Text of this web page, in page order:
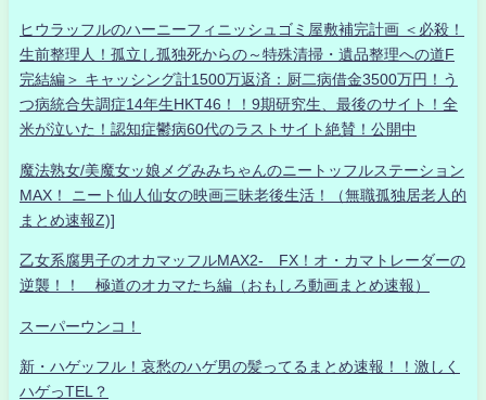
ヒウラッフルのハーニーフィニッシュゴミ屋敷補完計画 ＜必殺！
生前整理人！孤立し孤独死からの～特殊清掃・遺品整理への道F
完結編＞ キャッシング計1500万返済：厨二病借金3500万円！う
つ病統合失調症14年生HKT46！！9期研究生、最後のサイト！全
米が泣いた！認知症鬱病60代のラストサイト絶賛！公開中
魔法熟女/美魔女ッ娘メグみみちゃんのニートッフルステーション
MAX！ ニート仙人仙女の映画三昧老後生活！（無職孤独居老人的
まとめ速報Z)]
乙女系腐男子のオカマッフルMAX2- FX！オ・カマトレーダーの
逆襲！！ 極道のオカマたち編（おもしろ動画まとめ速報）
スーパーウンコ！
新・ハゲッフル！哀愁のハゲ男の髪ってるまとめ速報！！激しく
ハゲっTEL？